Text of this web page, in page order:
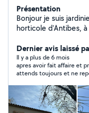
Présentation
Bonjour je suis
horticole d'Antibes, à
acquérir une
élagage ainsi que
d'espaces verts. J'ai
mon savoir-faire pour
travail minutieux et
et humain. Pour toute informations complémentaires
n'hésitez pas à me
Dernier avis laissé
Il y a plus de 6 mois
apres avoir fait affaire et
attends toujours et ne